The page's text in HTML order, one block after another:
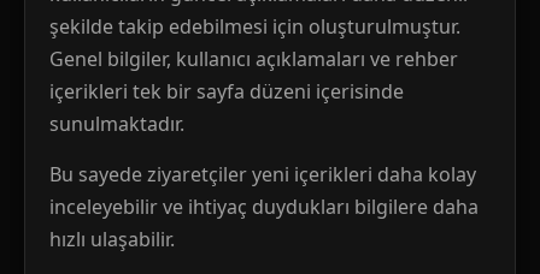
şekilde takip edebilmesi için oluşturulmuştur.
Genel bilgiler, kullanıcı açıklamaları ve rehber
içerikleri tek bir sayfa düzeni içerisinde
sunulmaktadır.
Bu sayede ziyaretçiler yeni içerikleri daha kolay
inceleyebilir ve ihtiyaç duydukları bilgilere daha
hızlı ulaşabilir.